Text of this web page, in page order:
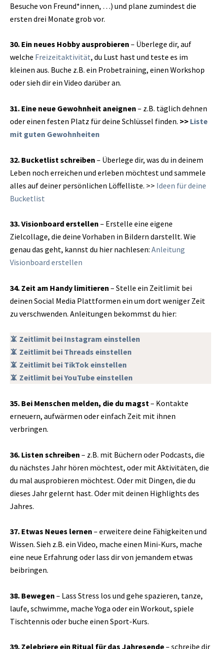
Besuche von Freund*innen, …) und plane zumindest die
ersten drei Monate grob vor.
30. Ein neues Hobby ausprobieren – Überlege dir, auf
welche Freizeitaktivität, du Lust hast und teste es im
kleinen aus. Buche z.B. ein Probetraining, einen Workshop
oder sieh dir ein Video darüber an.
31. Eine neue Gewohnheit aneignen – z.B. täglich dehnen
oder einen festen Platz für deine Schlüssel finden. >> Liste
mit guten Gewohnheiten
32. Bucketlist schreiben – Überlege dir, was du in deinem
Leben noch erreichen und erleben möchtest und sammele
alles auf deiner persönlichen Löffelliste. >> Ideen für deine
Bucketlist
33. Visionboard erstellen – Erstelle eine eigene
Zielcollage, die deine Vorhaben in Bildern darstellt. Wie
genau das geht, kannst du hier nachlesen: Anleitung
Visionboard erstellen
34. Zeit am Handy limitieren – Stelle ein Zeitlimit bei
deinen Social Media Plattformen ein um dort weniger Zeit
zu verschwenden. Anleitungen bekommst du hier:
📵 Zeitlimit bei Instagram einstellen
📵 Zeitlimit bei Threads einstellen
📵 Zeitlimit bei TikTok einstellen
📵 Zeitlimit bei YouTube einstellen
35. Bei Menschen melden, die du magst– Kontakte
erneuern, aufwärmen oder einfach Zeit mit ihnen
verbringen.
36. Listen schreiben – z.B. mit Büchern oder Podcasts, die
du nächstes Jahr hören möchtest, oder mit Aktivitäten, die
du mal ausprobieren möchtest. Oder mit Dingen, die du
dieses Jahr gelernt hast. Oder mit deinen Highlights des
Jahres.
37. Etwas Neues lernen – erweitere deine Fähigkeiten und
Wissen. Sieh z.B. ein Video, mache einen Mini-Kurs, mache
eine neue Erfahrung oder lass dir von jemandem etwas
beibringen.
38. Bewegen – Lass Stress los und gehe spazieren, tanze,
laufe, schwimme, mache Yoga oder ein Workout, spiele
Tischtennis oder buche einen Sport-Kurs.
39. Zelebriere ein Ritual für das Jahresende– schreibe dir